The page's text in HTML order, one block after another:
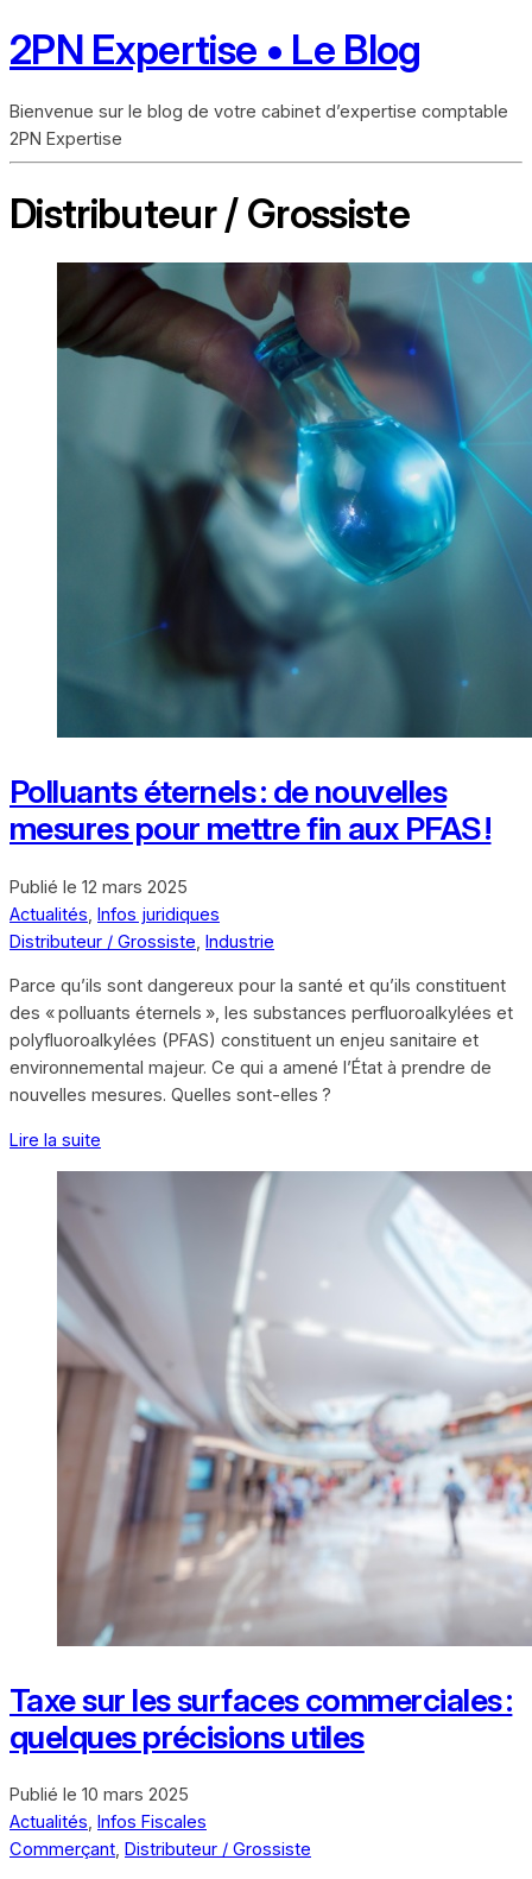
2PN Expertise • Le Blog
Bienvenue sur le blog de votre cabinet d’expertise comptable
2PN Expertise
Distributeur / Grossiste
Polluants éternels : de nouvelles
mesures pour mettre fin aux PFAS !
Publié le 12 mars 2025
Actualités Infos juridiques
Distributeur / Grossiste Industrie
Parce qu’ils sont dangereux pour la santé et qu’ils constituent
des « polluants éternels », les substances perfluoroalkylées et
polyfluoroalkylées (PFAS) constituent un enjeu sanitaire et
environnemental majeur. Ce qui a amené l’État à prendre de
nouvelles mesures. Quelles sont-elles ?
Lire la suite
Taxe sur les surfaces commerciales :
quelques précisions utiles
Publié le 10 mars 2025
Actualités, Infos Fiscales
Commerçant, Distributeur / Grossiste